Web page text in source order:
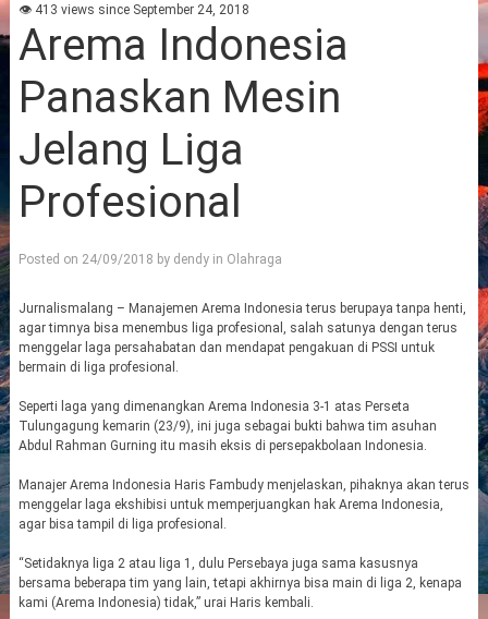
👁 413 views since September 24, 2018
Arema Indonesia
Panaskan Mesin
Jelang Liga
Profesional
Posted on 24/09/2018 by dendyin Olahraga
Jurnalismalang – Manajemen Arema Indonesia terus berupaya tanpa henti,
agar timnya bisa menembus liga profesional, salah satunya dengan terus
menggelar laga persahabatan dan mendapat pengakuan di PSSI untuk
bermain di liga profesional.
Seperti laga yang dimenangkan Arema Indonesia 3-1 atas Perseta
Tulungagung kemarin (23/9), ini juga sebagai bukti bahwa tim asuhan
Abdul Rahman Gurning itu masih eksis di persepakbolaan Indonesia.
Manajer Arema Indonesia Haris Fambudy menjelaskan, pihaknya akan terus
menggelar laga ekshibisi untuk memperjuangkan hak Arema Indonesia,
agar bisa tampil di liga profesional.
“Setidaknya liga 2 atau liga 1, dulu Persebaya juga sama kasusnya
bersama beberapa tim yang lain, tetapi akhirnya bisa main di liga 2, kenapa
kami (Arema Indonesia) tidak,” urai Haris kembali.